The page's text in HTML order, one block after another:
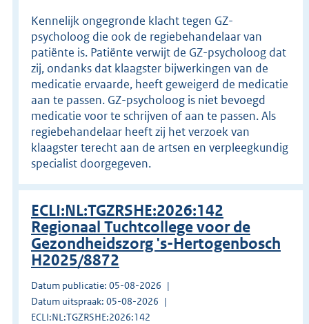
Kennelijk ongegronde klacht tegen GZ-
psycholoog die ook de regiebehandelaar van
patiënte is. Patiënte verwijt de GZ-psycholoog dat
zij, ondanks dat klaagster bijwerkingen van de
medicatie ervaarde, heeft geweigerd de medicatie
aan te passen. GZ-psycholoog is niet bevoegd
medicatie voor te schrijven of aan te passen. Als
regiebehandelaar heeft zij het verzoek van
klaagster terecht aan de artsen en verpleegkundig
specialist doorgegeven.
ECLI:NL:TGZRSHE:2026:142
Regionaal Tuchtcollege voor de
Gezondheidszorg 's-Hertogenbosch
H2025/8872
Datum publicatie: 05-08-2026
Datum uitspraak: 05-08-2026
ECLI:NL:TGZRSHE:2026:142